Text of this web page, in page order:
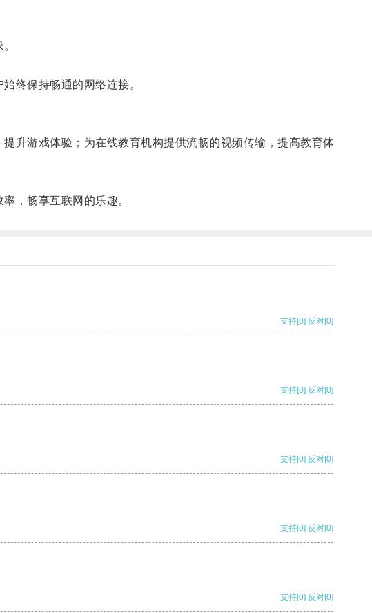
终保持畅通的网络连接。
游戏体验；为在线教育机构提供流畅的视频传输，提高教育体
，畅享互联网的乐趣。
支持[0] 反对[0]
支持[0] 反对[0]
支持[0] 反对[0]
支持[0] 反对[0]
支持[0] 反对[0]